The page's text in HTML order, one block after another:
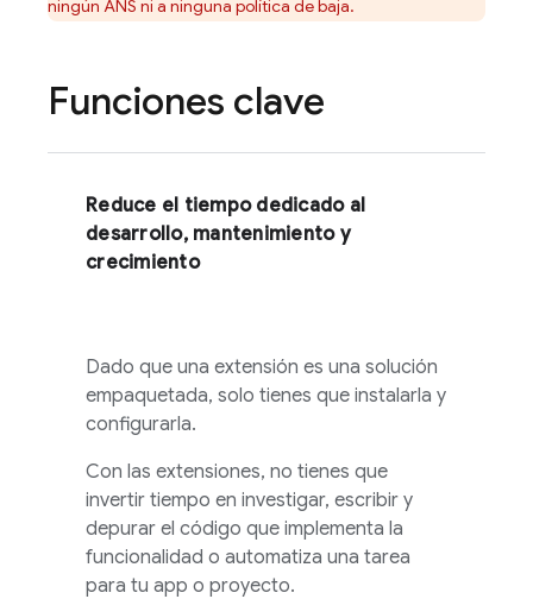
ningún ANS ni a ninguna política de baja.
Funciones clave
Reduce el tiempo dedicado al
desarrollo, mantenimiento y
crecimiento
Dado que una extensión es una solución
empaquetada, solo tienes que instalarla y
configurarla.
Con las extensiones, no tienes que
invertir tiempo en investigar, escribir y
depurar el código que implementa la
funcionalidad o automatiza una tarea
para tu app o proyecto.